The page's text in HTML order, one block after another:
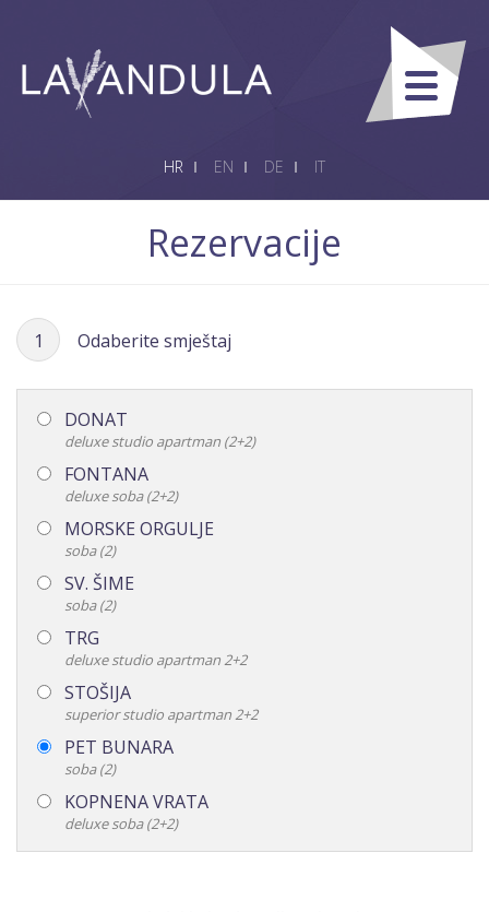
HR EN DE IT
Rezervacije
1 Odaberite smještaj
DONAT
deluxe studio apartman (2+2)
FONTANA
deluxe soba (2+2)
MORSKE ORGULJE
soba (2)
SV. ŠIME
soba (2)
TRG
deluxe studio apartman 2+2
STOŠIJA
superior studio apartman 2+2
PET BUNARA
soba (2)
KOPNENA VRATA
deluxe soba (2+2)